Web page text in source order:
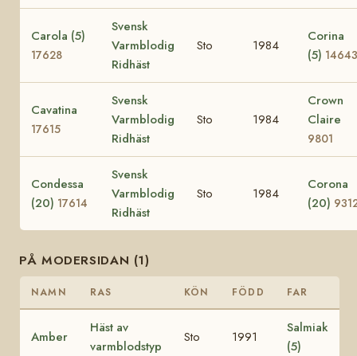
Carola (5)
17628
Svensk
Varmblodig
Ridhäst
Sto 1984
Corina
(5) 14643
Cavatina
17615
Svensk
Varmblodig
Ridhäst
Sto 1984
Crown
Claire
9801
Condessa
(20) 17614
Svensk
Varmblodig
Ridhäst
Sto 1984
Corona
(20)
PÅ MODERSIDAN (1)
NAMN RAS KÖN FÖDD FAR
Amber
Häst av
varmblodstyp
Sto 1991
Salmiak
(5)